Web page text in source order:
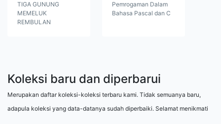
TIGA GUNUNG
MEMELUK
REMBULAN
Pemrogaman Dalam
Bahasa Pascal dan C
Koleksi baru dan diperbarui
Merupakan daftar koleksi-koleksi terbaru kami. Tidak semuanya baru,
adapula koleksi yang data-datanya sudah diperbaiki. Selamat menikmati